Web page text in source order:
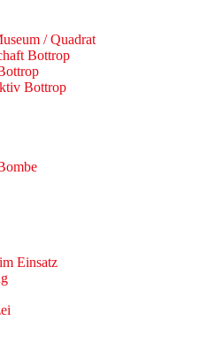
/ Quadrat
Bottrop
Bottrop
Einsatz